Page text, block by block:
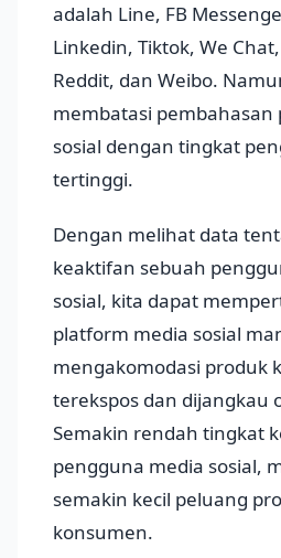
adalah Line, FB
Linkedin, Tiktok, We
Reddit, dan Weibo.
membatasi pembahasan
sosial dengan tingkat
tertinggi.
Dengan melihat data
keaktifan sebuah
sosial, kita dapat
platform media sosial
mengakomodasi produk
terekspos dan dijangkau
Semakin rendah tingkat
pengguna media sosial,
semakin kecil peluang
konsumen.